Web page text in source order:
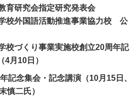
研究会指定研究発表会
校外国語活動推進事業協力校 公
づくり事業実施校創立20周年記
月10日）
記念集会・記念講演（10月15日、
二氏）